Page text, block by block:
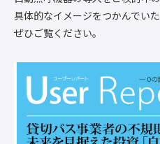
具体的なイメージをつかんでい
ぜひご覧ください。